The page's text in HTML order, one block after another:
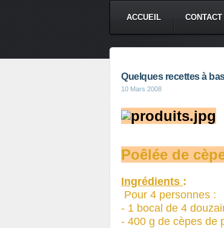
ACCUEIL CONTACT
Quelques recettes à
10 Mars 2008
Poêlée de
Ingrédients :
Pour 4 personnes :
- 1 bocal de 4
- 400 g de cèpes de